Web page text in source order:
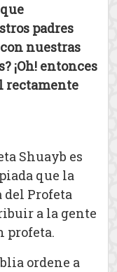
padres
nuestras
¡Oh! entonces
rectamente
Shuayb es
que la
Profeta
a la gente
profeta.
ordene a